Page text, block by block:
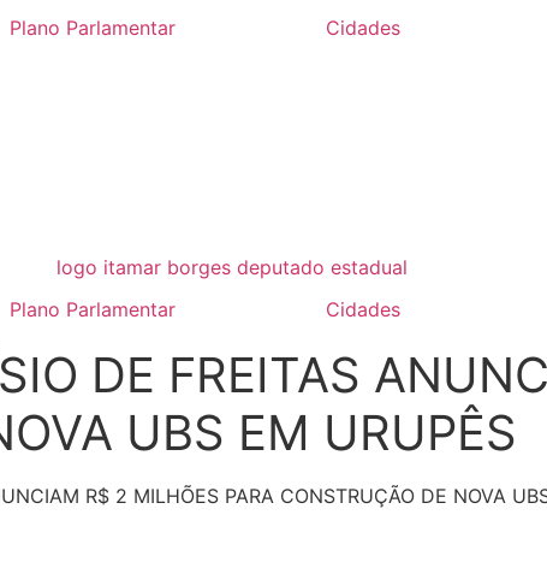
Plano Parlamentar Cidades
Plano Parlamentar Cidades
DE FREITAS
UBS EM URUPÊS
R$ 2 MILHÕES PARA CONSTRUÇÃO DE NOVA